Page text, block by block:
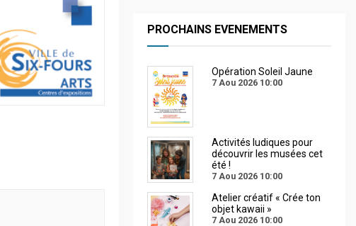
PROCHAINS EVENEMENTS
Opération Soleil Jaune
7 Aou 2026 10:00
Activités ludiques pour
découvrir les musées cet
été !
7 Aou 2026 10:00
Atelier créatif « Crée ton
objet kawaii »
7 Aou 2026 10:00